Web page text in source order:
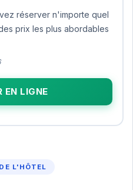
réserver n'importe quel
prix les plus abordables
EN LIGNE
L'HÔTEL